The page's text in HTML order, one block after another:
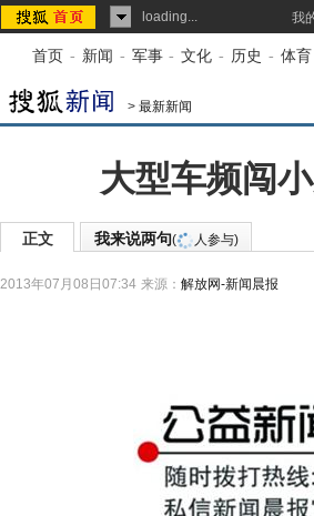
loading... 我
首页 - 新闻 - 军事 - 文化 - 历史 - 体育
> 最新新闻
大型车频闯
正文 我来说两句( 人参与)
2013年07月08日07:34 来源： 解放网-新闻晨报